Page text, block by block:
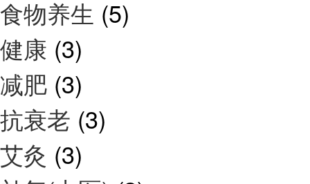
食物养生 (5)
健康 (3)
减肥 (3)
抗衰老 (3)
艾灸 (3)